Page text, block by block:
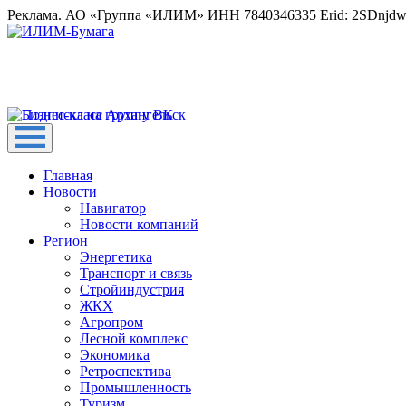
Реклама. АО «Группа «ИЛИМ» ИНН 7840346335 Erid:
Главная
Новости
Навигатор
Новости компаний
Регион
Энергетика
Транспорт и связь
Стройиндустрия
ЖКХ
Агропром
Лесной комплекс
Экономика
Ретроспектива
Промышленность